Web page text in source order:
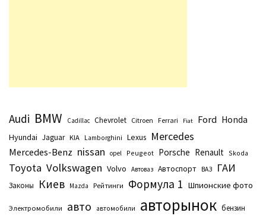
Audi BMW Cadillac Chevrolet Citroen Ferrari Fiat Ford Honda
Hyundai Jaguar KIA Lamborghini Lexus Mercedes
Mercedes-Benz nissan opel Peugeot Porsche Renault Skoda
Toyota Volkswagen Volvo Автоваз Автоспорт ВАЗ ГАИ
Законы Киев Маzda Рейтинги Формула 1 Шпионские фото
Электромобили авто автомобили авторынок бензин